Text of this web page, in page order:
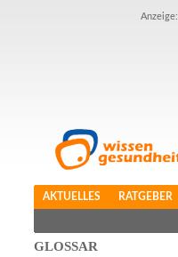
Anzeige:
AKTUELLES RATGEBER
GLOSSAR